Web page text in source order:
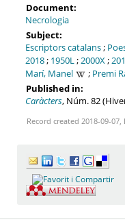
Document:
Necrologia
Subject:
Escriptors catalans;
2018; 1950L;2000X;
Marí, Manel
; Premi
Published in:
Caràcters, Núm. 82
Record created 2018-09-